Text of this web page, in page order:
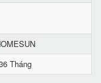
Tháng